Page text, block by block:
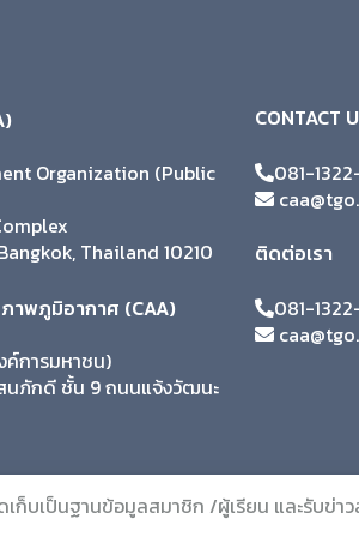
Organization (Public
Thailand 10210
าพภูมิอากาศ (CAA)
ค์การมหาชน)
นภักดี ชั้น 9 ถนนแจ้งวัฒนะ
CONTACT
081-
ติดต่อเรา
081-
ก็บเป็นฐานข้อมูลสมาชิก /ผู้เรียน และรับข่า